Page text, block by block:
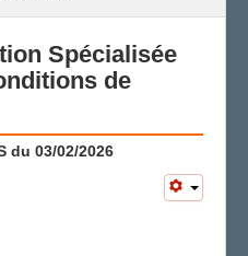
Spécialisée
de
du 03/02/2026